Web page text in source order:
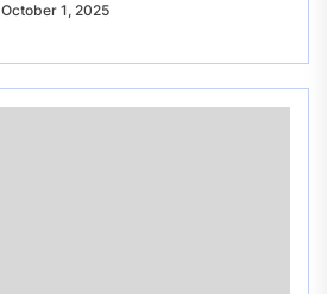
October 1, 2025